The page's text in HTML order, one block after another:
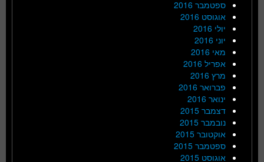
ספטמבר 2016
אוגוסט 2016
יולי 2016
יוני 2016
מאי 2016
אפריל 2016
מרץ 2016
פברואר 2016
ינואר 2016
דצמבר 2015
נובמבר 2015
אוקטובר 2015
ספטמבר 2015
אוגוסט 2015